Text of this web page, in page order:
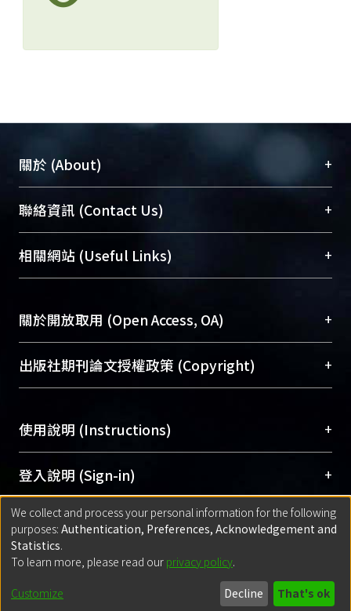
關於 (About) +
臺大位居世界頂尖大學之列，為永久珍藏及向國際
展現本校豐碩的研究成果及學術能量，圖書館整合
機構典藏（NTUR）與學術庫（AH）不同功能平
台，成為臺大學術典藏NTU scholars。期能整合研
成果。
To permanently archive and promote researcher
profiles and scholarly works, Library integrates the
services of “NTU Repository” with “Academic
聯絡資訊 (Contact Us) +
總館學科館員(Main Library)
醫學圖書館學科館員(Medical Library)
Sciences Library)
相關網站 (Useful Links) +
關於開放取用 (Open Access, OA) +
開放取用是從使用者角度提升資訊取用性的社會運
動，應用在學術研究上是透過將研究著作公開供使
用逐年攀升。同時可加速研究發展、提升研究影響
Archive）平台。 （點選深入了解OA）
出版社期刊論文授權政策 (Copyright) +
含部分內容的版權非匯入者所有，或由第三方贊
助與合作完成，請確認該版權所有者及第三方同
意提供此授權。
Please represent that the submission is your
original work, and that you have the right to
grant the rights to upload.
若欲上傳已出版的全文電子檔，可使用
policy finder
網站查詢，以確認出版單位之版權
政策。
使用說明 (Instructions) +
網站簡介(Quickstart Guide)
使用手冊(Instruction Manual)
線上預約服務(Booking Service)
登入說明 (Sign-in) +
方案一：臺灣大學計算機中心帳號登入
(With C&INC Email Account)
方案二：ORCID帳號登入(With ORCID)
匯入著作 (Submission) +
方案一：定期更新ORCID者，以ID匯入
for identifier (ORCID))
方案二：
(Default mode Submission)
Built withDSpace-CRIS software
- Extension maintained and optimized
We collect and process your personal information for the following
purposes: Authentication, Preferences, Acknowledgement and
Statistics.
To learn more, please read our privacy policy.
Customize Decline That's ok